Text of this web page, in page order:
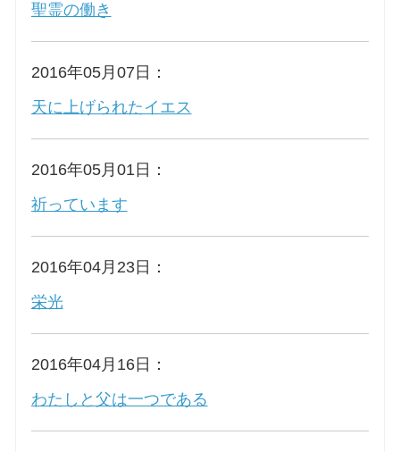
交通・アクセス
聖霊の働き
2016年05月07日：
天に上げられたイエス
2016年05月01日：
祈っています
2016年04月23日：
栄光
2016年04月16日：
わたしと父は一つである